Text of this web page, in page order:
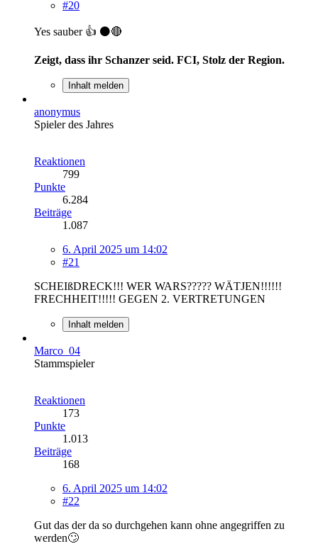
#20
Yes sauber 👍 ⚫🔴
Zeigt, dass ihr Schanzer seid. FCI, Stolz der Region.
Inhalt melden
anonymus
Spieler des Jahres
Reaktionen
799
Punkte
6.284
Beiträge
1.087
6. April 2025 um 14:02
#21
SCHEIßDRECK!!! WER WARS????? WÄTJEN!!!!!!
FRECHHEIT!!!!! GEGEN 2. VERTRETUNGEN
Inhalt melden
Marco_04
Stammspieler
Reaktionen
173
Punkte
1.013
Beiträge
168
6. April 2025 um 14:02
#22
Gut das der da so durchgehen kann ohne angegriffen zu
werden🙄